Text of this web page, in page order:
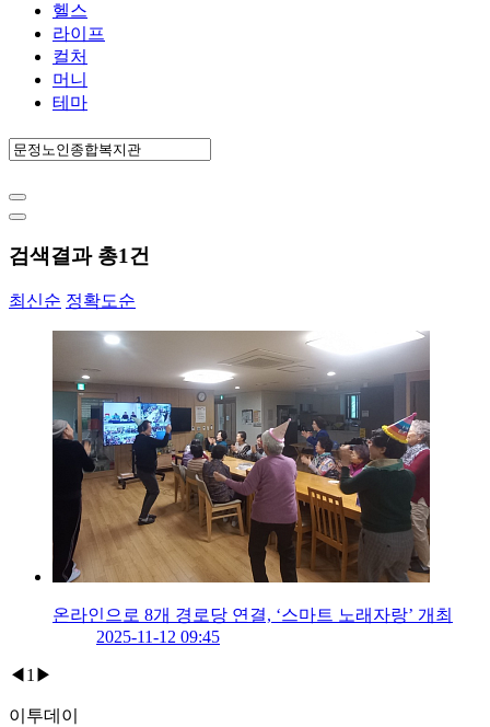
헬스
라이프
컬처
머니
테마
검색결과 총1건
최신순 정확도순
온라인으로 8개 경로당 연결, ‘스마트 노래자랑’ 개최
2025-11-12 09:45
◀ 1 ▶
이투데이